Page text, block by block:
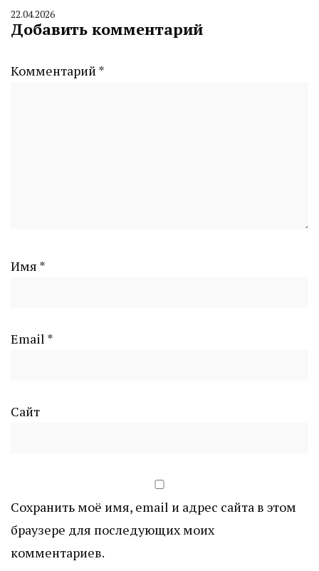
By
CHELINDUSTRY
22.04.2026
Добавить комментарий
Комментарий *
Имя *
Email *
Сайт
Сохранить моё имя, email и адрес сайта в этом
браузере для последующих моих
комментариев.